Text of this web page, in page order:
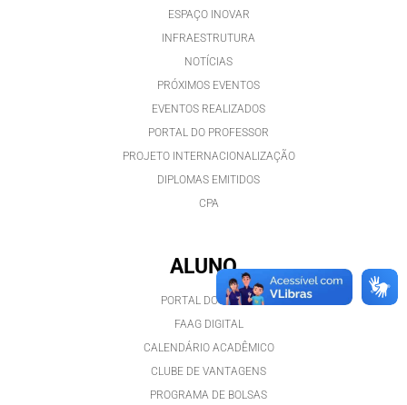
ESPAÇO INOVAR
INFRAESTRUTURA
NOTÍCIAS
PRÓXIMOS EVENTOS
EVENTOS REALIZADOS
PORTAL DO PROFESSOR
PROJETO INTERNACIONALIZAÇÃO
DIPLOMAS EMITIDOS
CPA
ALUNO
PORTAL DO ALUNO
FAAG DIGITAL
CALENDÁRIO ACADÊMICO
CLUBE DE VANTAGENS
PROGRAMA DE BOLSAS